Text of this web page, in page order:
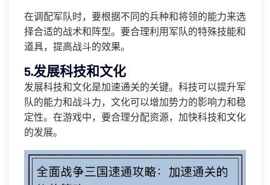
在调配军队时，要根据不同的兵种和将领的能力来选
择合适的战术和阵型。要合理利用军队的特殊技能和
道具，提高战斗的效果。
5.发展科技和文化
发展科技和文化是加速通关的关键。科技可以提升军
队的能力和战斗力，文化可以增加势力的影响力和稳
定性。在游戏中，要合理分配资源，加快科技和文化
的发展。